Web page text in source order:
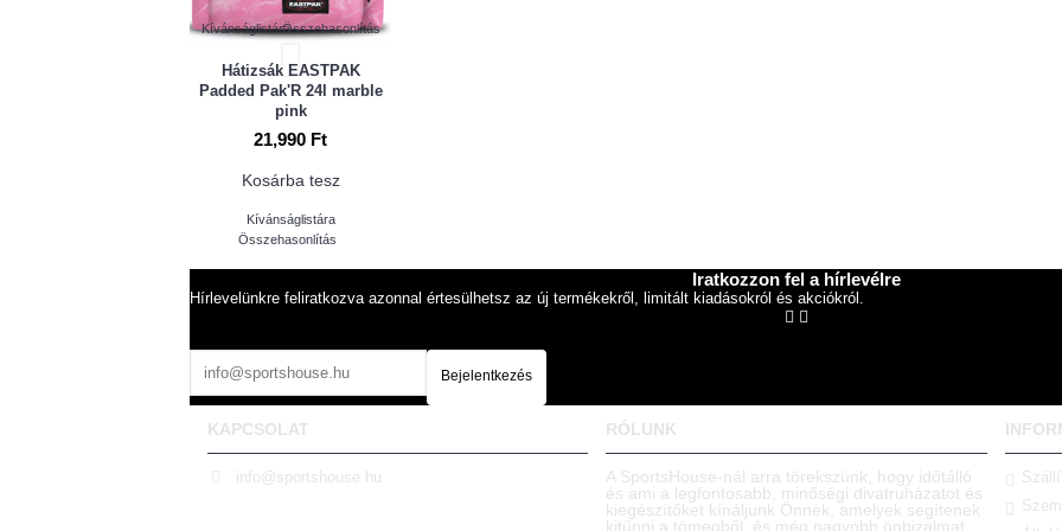
KívánságlistáraÖsszehasonlítás
Hátizsák EASTPAK
Padded Pak'R 24l marble
pink
21,990 Ft
Kosárba tesz
Kívánságlistára
Összehasonlítás
Iratkozzon fel a hírlevélre
Hírlevelünkre feliratkozva azonnal értesülhetsz az új termékekről, limitált kiadásokról és akciókról.
Bejelentkezés
KAPCSOLAT
info@sportshouse.hu
RÓLUNK
A SportsHouse-nál arra törekszünk, hogy időtálló
és ami a legfontosabb, minőségi divatruházatot és
kiegészítőket kínáljunk Önnek, amelyek segítenek
kitűnni a tömegből, és még nagyobb önbizalmat